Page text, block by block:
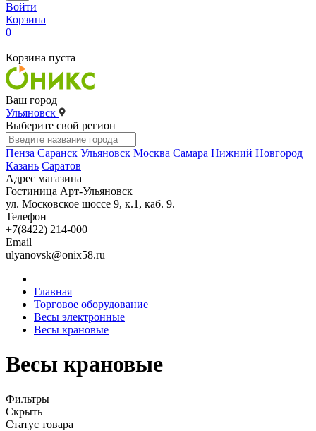
Войти
Корзина
0
Корзина пуста
Ваш город
Ульяновск
Выберите свой регион
Пенза Саранск Ульяновск Москва Самара Нижний Новгород
Казань Саратов
Адрес магазина
Гостиница Арт-Ульяновск
ул. Московское шоссе 9, к.1, каб. 9.
Телефон
+7(8422) 214-000
Email
ulyanovsk@onix58.ru
Главная
Торговое оборудование
Весы электронные
Весы крановые
Весы крановые
Фильтры
Скрыть
Статус товара